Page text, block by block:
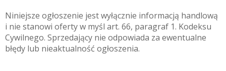
Niniejsze ogłoszenie jest wyłącznie informacją handlową
i nie stanowi oferty w myśl art. 66, paragraf 1. Kodeksu
Cywilnego. Sprzedający nie odpowiada za ewentualne
błędy lub nieaktualność ogłoszenia.